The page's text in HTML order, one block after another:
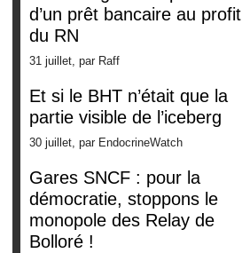
d’un prêt bancaire au profit
du RN
31 juillet, par Raff
Et si le BHT n’était que la
partie visible de l’iceberg
30 juillet, par EndocrineWatch
Gares SNCF : pour la
démocratie, stoppons le
monopole des Relay de
Bolloré !